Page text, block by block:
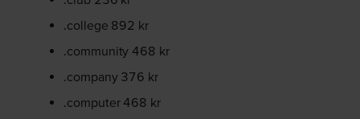
.college 892 kr
.community 468 kr
.company 376 kr
.computer 468 kr